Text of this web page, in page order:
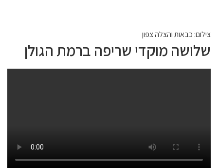
צילום: כבאות והצלה צפון
שלושה מוקדי שריפה ברמת הגולן